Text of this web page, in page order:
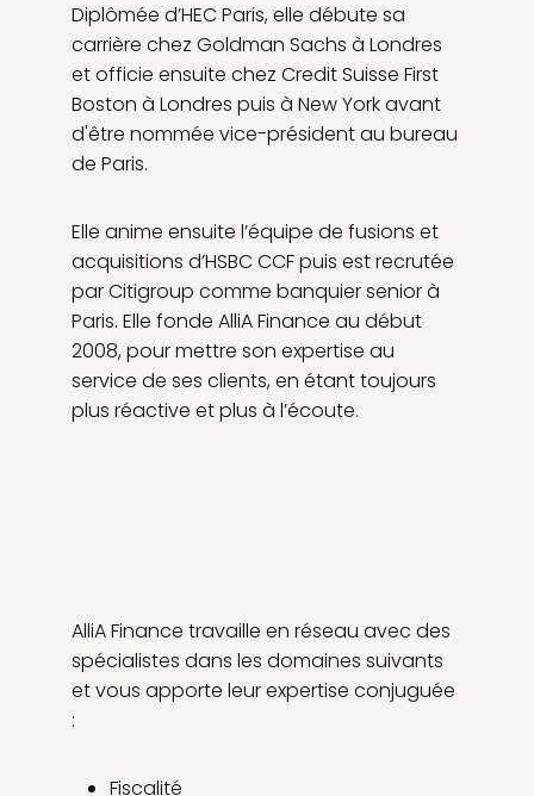
Diplômée d’HEC Paris, elle débute sa
carrière chez Goldman Sachs à Londres
et officie ensuite chez Credit Suisse First
Boston à Londres puis à New York avant
d'être nommée vice-président au bureau
de Paris.
Elle anime ensuite l’équipe de fusions et
acquisitions d’HSBC CCF puis est recrutée
par Citigroup comme banquier senior à
Paris. Elle fonde AlliA Finance au début
2008, pour mettre son expertise au
service de ses clients, en étant toujours
plus réactive et plus à l’écoute.
AlliA Finance travaille en réseau avec des
spécialistes dans les domaines suivants
et vous apporte leur expertise conjuguée
:
Fiscalité